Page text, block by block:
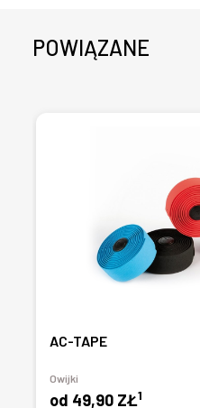
POWIĄZANE
AC-TAPE
Owijki
od 49,90 ZŁ1